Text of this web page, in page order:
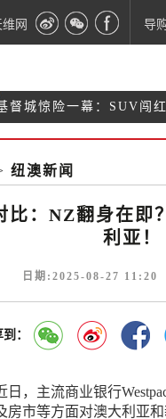
维网 导
督城惊险一幕：SUV闯
西兰袁女士，父母已经2
音
纽澳新闻
比：NZ翻身在即
利亚！
日期:2025-08-27 11:20
：
日，主流商业银行
房市等方面对澳大利亚